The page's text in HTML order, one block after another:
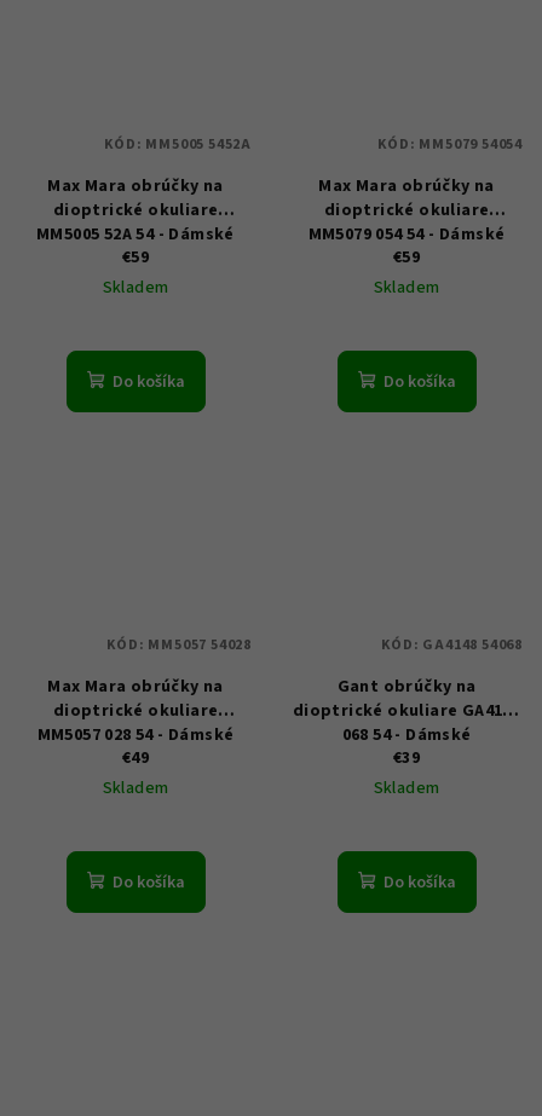
Max Mara obrúčky na
dioptrické okuliare
MM5005 52A 54 - Dámské
€59
Skladem
Do košíka
KÓD: MM5005 5452A
Max Mara obrúčky na
dioptrické okuliare
MM5079 054 54 - Dámské
€59
Skladem
Do košíka
KÓD: MM5079 54054
Max Mara obrúčky na
dioptrické okuliare
MM5057 028 54 - Dámské
€49
Skladem
Do košíka
KÓD: MM5057 54028
Gant obrúčky na
dioptrické okuliare GA4148
068 54 - Dámské
€39
Skladem
Do košíka
KÓD: GA4148 54068